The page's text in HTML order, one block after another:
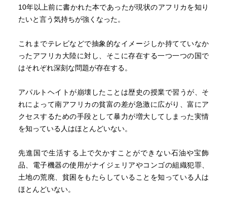
10年以上前に書かれた本であったが現状のアフリカを知り
たいと言う気持ちが強くなった。
これまでテレビなどで抽象的なイメージしか持てていなか
ったアフリカ大陸に対し、そこに存在する一つ一つの国で
はそれぞれ深刻な問題が存在する。
アパルトヘイトが崩壊したことは歴史の授業で習うが、そ
れによって南アフリカの貧富の差が急激に広がり、富にア
クセスするための手段として暴力が増大してしまった実情
を知っている人はほとんどいない。
先進国で生活する上で欠かすことができない石油や宝飾
品、電子機器の使用がナイジェリアやコンゴの組織犯罪、
土地の荒廃、貧困をもたらしていることを知っている人は
ほとんどいない。